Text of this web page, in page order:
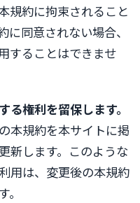
規約に拘束されること
に同意されない場合、
することはできませ
る権利を留保します。
本規約を本サイトに掲
新します。このような
用は、変更後の本規約